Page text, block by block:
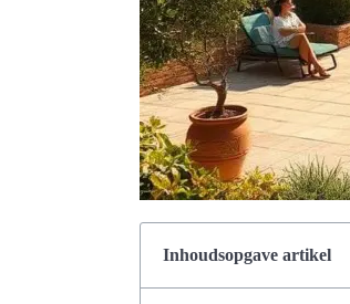
Inhoudsopgave artikel